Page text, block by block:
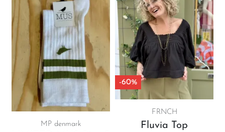
MP denmark
-60%
FRNCH
Fluvia Top